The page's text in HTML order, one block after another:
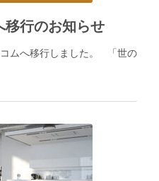
移行のお知らせ
ムへ移行しました。 「世の